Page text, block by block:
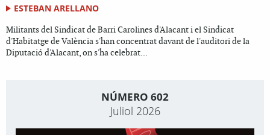
ESTEBAN ARELLANO
Militants del Sindicat de Barri Carolines d'Alacant i el Sindicat
d'Habitatge de València s'han concentrat davant de l'auditori de la
Diputació d'Alacant, on s'ha celebrat...
NÚMERO 602
Juliol 2026